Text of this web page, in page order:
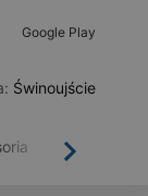
Google Play
Świnoujście
Dalej